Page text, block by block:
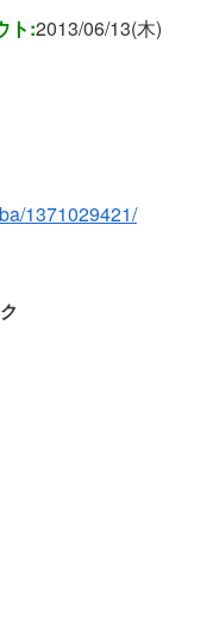
ト:2013/06/13(木)
1371029421/